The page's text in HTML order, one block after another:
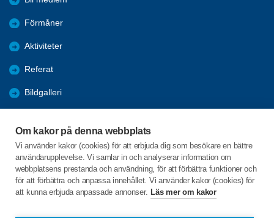
Om kakor på denna webbplats
Vi använder kakor (cookies) för att erbjuda dig som besökare en bättre
användarupplevelse. Vi samlar in och analyserar information om
webbplatsens prestanda och användning, för att förbättra funktioner och
för att förbättra och anpassa innehållet. Vi använder kakor (cookies) för
att kunna erbjuda anpassade annonser. Läs mer om kakor
Förmåner
Aktiviteter
Referat
Bildgalleri
Engagera DIG i vår förening
C/o:Lennart Lööw